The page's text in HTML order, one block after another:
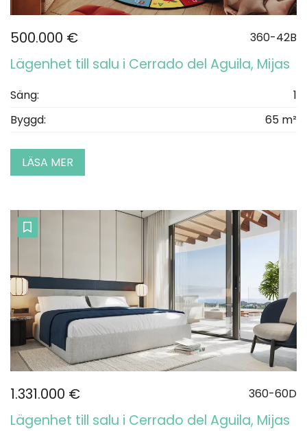
500.000 € 360-42B
Lägenhet till salu i Cerrado del Aguila, Mijas
Säng:
1
Byggd:
65 m²
LÄSA MER
1.331.000 € 360-60D
Lägenhet till salu i Cerrado del Aguila, Mijas